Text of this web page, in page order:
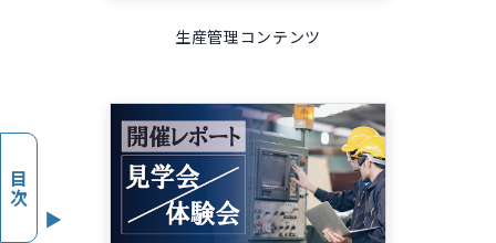
目次
生産管理コンテンツ